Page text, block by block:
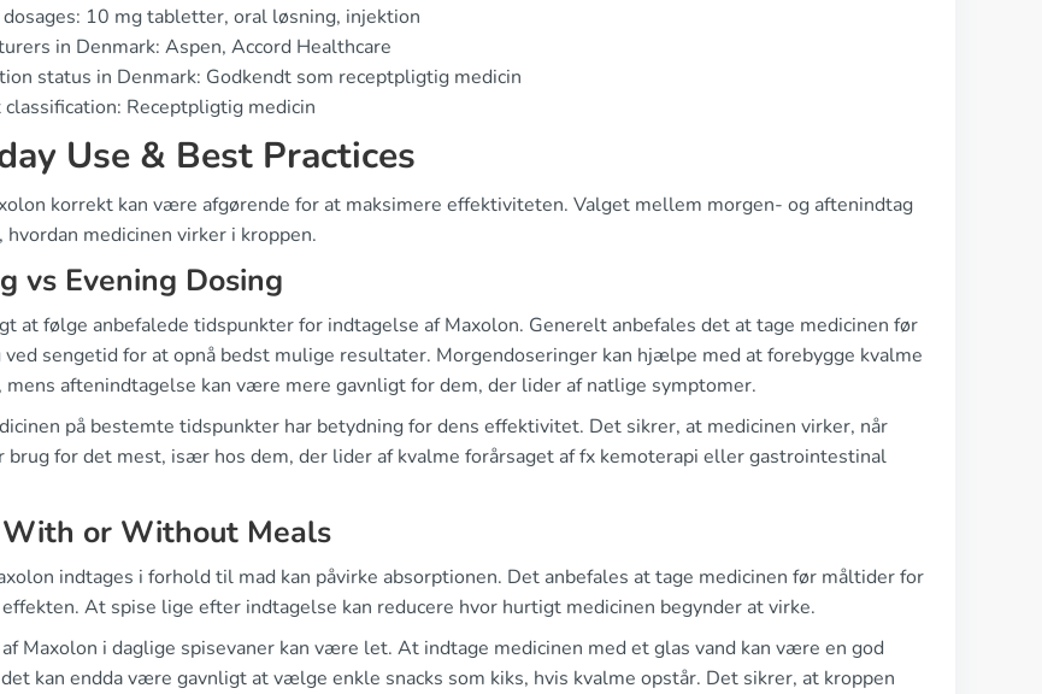
dosages: 10 mg tabletter, oral løsning, injektion
in Denmark: Aspen, Accord Healthcare
status in Denmark: Godkendt som receptpligtig medicin
classification: Receptpligtig medicin
Use & Best Practices
korrekt kan være afgørende for at maksimere effektiviteten. Valget mellem morgen- og aftenindtag
hvordan medicinen virker i kroppen.
vs Evening Dosing
at følge anbefalede tidspunkter for indtagelse af Maxolon. Generelt anbefales det at tage medicinen før
sengetid for at opnå bedst mulige resultater. Morgendoseringer kan hjælpe med at forebygge kvalme
mens aftenindtagelse kan være mere gavnligt for dem, der lider af natlige symptomer.
på bestemte tidspunkter har betydning for dens effektivitet. Det sikrer, at medicinen virker, når
brug for det mest, især hos dem, der lider af kvalme forårsaget af fx kemoterapi eller gastrointestinal
or Without Meals
indtages i forhold til mad kan påvirke absorptionen. Det anbefales at tage medicinen før måltider for
At spise lige efter indtagelse kan reducere hvor hurtigt medicinen begynder at virke.
Maxolon i daglige spisevaner kan være let. At indtage medicinen med et glas vand kan være en god
kan endda være gavnligt at vælge enkle snacks som kiks, hvis kvalme opstår. Det sikrer, at kroppen